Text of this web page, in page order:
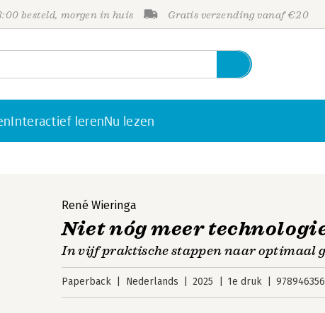
besteld, morgen in huis Gratis verzending vanaf €20
Interactief lerenNu lezen
René Wieringa
Niet nóg meer
In vijf praktische stappen naar optimaal
Paperback Nederlands 2025 1e druk
Personen